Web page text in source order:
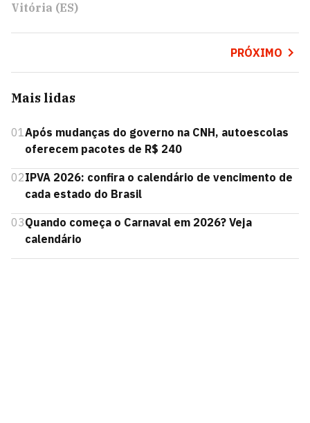
Vitória (ES)
PRÓXIMO
Mais lidas
01Após mudanças do governo na CNH, autoescolas
oferecem pacotes de R$ 240
02IPVA 2026: confira o calendário de vencimento de
cada estado do Brasil
03Quando começa o Carnaval em 2026? Veja
calendário